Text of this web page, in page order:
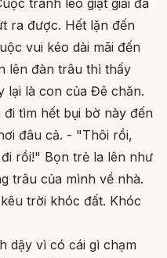
tranh lèo giật giải đã
ra được. Hết lặn đến
vui kéo dài mãi đến
lên đàn trâu thì thấy
lại là con của Đê chăn.
tìm hết bụi bờ này đến
đâu cả. - "Thôi rồi,
rồi!" Bọn trẻ la lên như
trâu của mình về nhà.
trời khóc đất. Khóc
dậy vì có cái gì chạm